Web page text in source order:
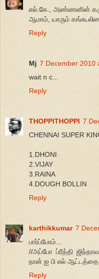
எல்.கே., அண்ணனின்
ஆமாம், யாரும்
Reply
Mj 7 December 2010
wait n c...
Reply
THOPPITHOPPI 7
CHENNAI SUPER
1.DHONI
2.VIJAY
3.RAINA
4.DOUGH BOLLIN
Reply
karthikkumar 7
பார்ப்போம்...
//அப்போ ப்ரீத்தி
நான் ஐ பி எல் ஆட்டத்தை
Reply